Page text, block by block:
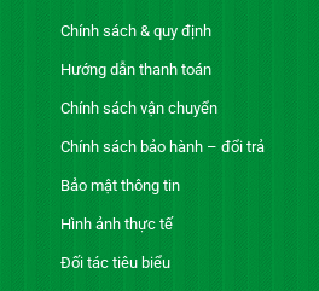
Chính sách & quy định
Hướng dẫn thanh toán
Chính sách vận chuyển
Chính sách bảo hành – đổi trả
Bảo mật thông tin
Hình ảnh thực tế
Đối tác tiêu biểu